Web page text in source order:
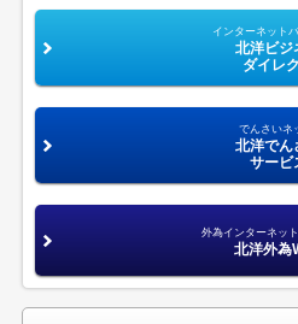
インターネット
北洋ビジ
ダイレ
でんさいネ
北洋でん
サービ
外為インターネッ
北洋外為